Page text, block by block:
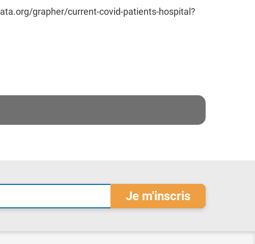
grapher/current-covid-patients-hospital?